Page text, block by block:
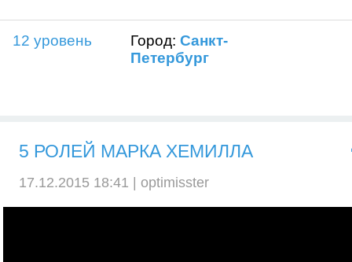
12 уровень Город: Санкт-
Петербург
5 РОЛЕЙ МАРКА ХЕМИЛЛА
17.12.2015 18:41 | optimisster